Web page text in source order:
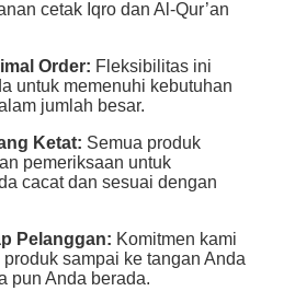
cetak Iqro dan Al-Qur’an
Order: Fleksibilitas ini
untuk memenuhi kebutuhan
jumlah besar.
Ketat: Semua produk
pemeriksaan untuk
cacat dan sesuai dengan
Pelanggan: Komitmen kami
sampai ke tangan Anda
pun Anda berada.